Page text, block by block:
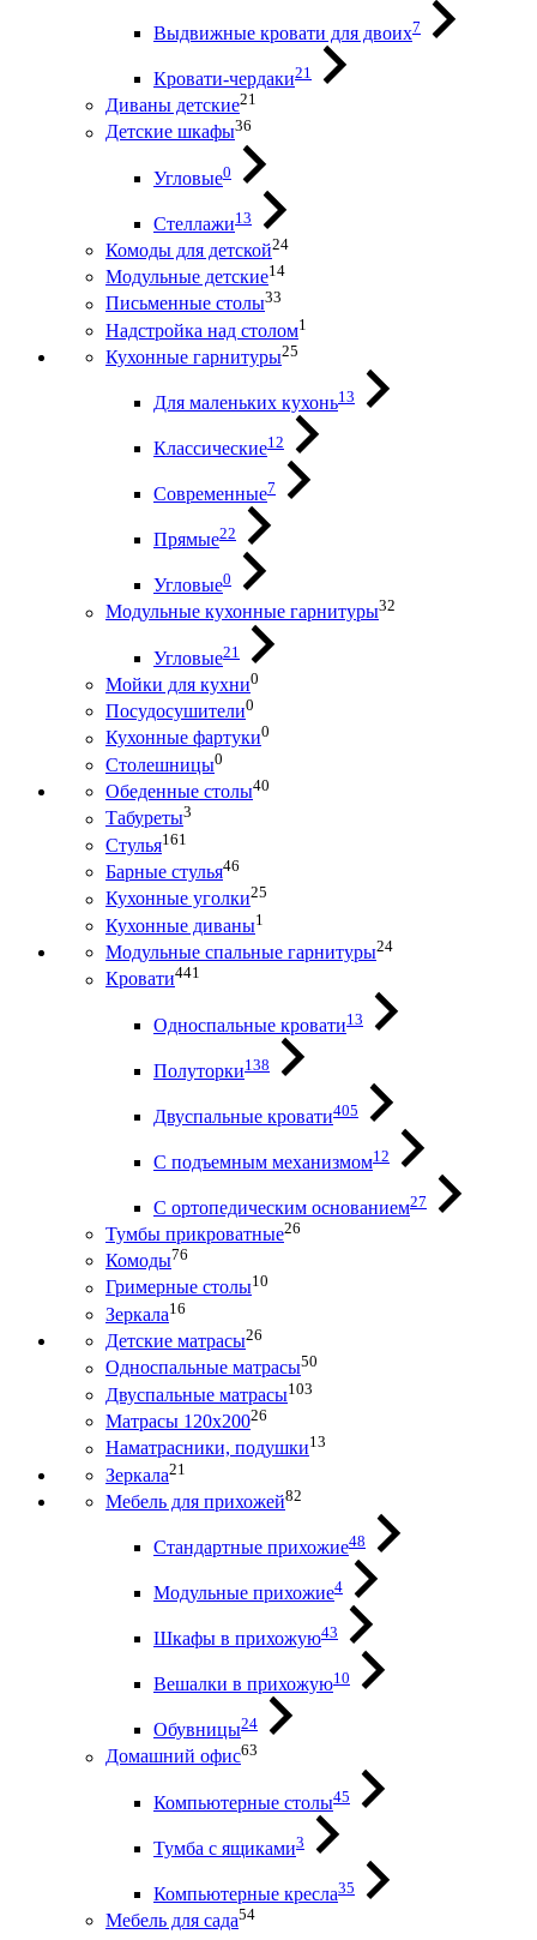
Выдвижные кровати для двоих7
Кровати-чердаки21
Диваны детские21
Детские шкафы36
Угловые0
Стеллажи13
Комоды для детской24
Модульные детские14
Письменные столы33
Надстройка над столом1
Кухонные гарнитуры25
Для маленьких кухонь13
Классические12
Современные7
Прямые22
Угловые0
Модульные кухонные гарнитуры32
Угловые21
Мойки для кухни0
Посудосушители0
Кухонные фартуки0
Столешницы0
Обеденные столы40
Табуреты3
Стулья161
Барные стулья46
Кухонные уголки25
Кухонные диваны1
Модульные спальные гарнитуры24
Кровати441
Односпальные кровати13
Полуторки138
Двуспальные кровати405
С подъемным механизмом12
С ортопедическим основанием27
Тумбы прикроватные26
Комоды76
Гримерные столы10
Зеркала16
Детские матрасы26
Односпальные матрасы50
Двуспальные матрасы103
Матрасы 120х20026
Наматрасники, подушки13
Зеркала21
Мебель для прихожей82
Стандартные прихожие48
Модульные прихожие4
Шкафы в прихожую43
Вешалки в прихожую10
Обувницы24
Домашний офис63
Компьютерные столы45
Тумба с ящиками3
Компьютерные кресла35
Мебель для сада54